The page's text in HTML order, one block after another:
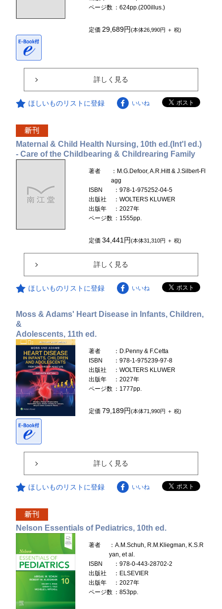
ページ数 ：624pp.(200illus.)
定価 29,689円(本体26,990円 ＋ 税)
詳しく見る
ほしいものリストに登録 いいね
Maternal & Child Health Nursing, 10th ed.(Int'l ed.)
- Care of the Childbearing & Childrearing Family
著者
：M.G.Defoor, A.R.Hitt & J.Silbert-Fl
agg
ISBN
：978-1-975252-04-5
出版社
：WOLTERS KLUWER
出版年
：2027年
ページ数 ：1555pp.
定価34,441円(本体31,310円 ＋ 税)
詳しく見る
ほしいものリストに登録 いいね
Moss & Adams' Heart Disease in Infants, Children,
&
Adolescents, 11th ed.
著者
：D.Penny & F.Cetta
ISBN
：978-1-975239-97-8
出版社
：WOLTERS KLUWER
出版年
：2027年
ページ数 ：1777pp.
定価79,189円(本体71,990円 ＋ 税)
詳しく見る
ほしいものリストに登録 いいね
Nelson Essentials of Pediatrics, 10th ed.
著者
：A.M.Schuh, R.M.Kliegman, K.S.R
yan, et al.
ISBN
：978-0-443-28702-2
出版社
：ELSEVIER
出版年
：2027年
ページ数 ：853pp.